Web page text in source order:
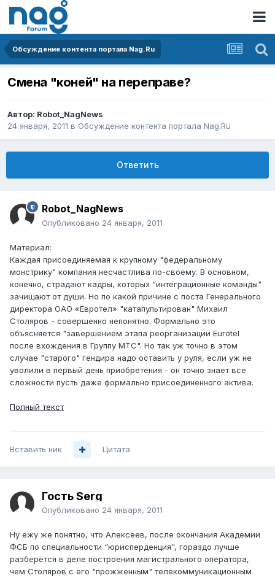
Обсуждение контента портала Nag.Ru
Смена "коней" на переправе?
Автор: Robot_NagNews
24 января, 2011 в Обсуждение контента портала Nag.Ru
Ответить
Robot_NagNews
Опубликовано 24 января, 2011
Материал:
Каждая присоединяемая к крупному "федеральному
монстрику" компания несчастлива по-своему. В основном,
конечно, страдают кадры, которых "интеграционные команды"
зачищают от души. Но по какой причине с поста Генерального
директора ОАО «Евротел» "катапультирован" Михаил
Столяров - совершенно непонятно. Формально это
объясняется "завершением этапа реорганизации Eurotel
после вхождения в Группу МТС". Но так уж точно в этом
случае "старого" гендира надо оставить у руля, если уж не
уволили в первый день приобретения - он точно знает все
сложности пусть даже формально присоединенного актива.
Полный текст
Вставить ник Цитата
Гость Serg
Опубликовано 24 января, 2011
Ну ежу же понятно, что Алексеев, после окончания Академии
ФСБ по специальности "юрисперденция", гораздо лучше
разберётся в деле построения магистрального оператора,
чем Столяров с его "прожженным" телекоммуникационным